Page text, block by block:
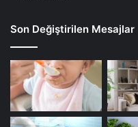
Son Değiştirilen Mesajlar